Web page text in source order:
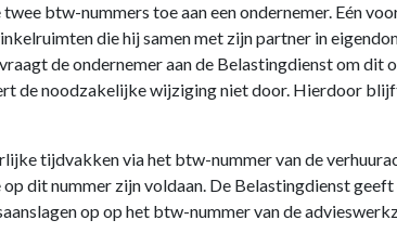
btw-nummers toe aan een ondernemer. Eén
die hij samen met zijn partner in
de ondernemer aan de Belastingdienst om dit
de noodzakelijke wijziging niet door. Hierdoor
tijdvakken via het btw-nummer van de
dit nummer zijn voldaan. De Belastingdienst
op op het btw-nummer van de